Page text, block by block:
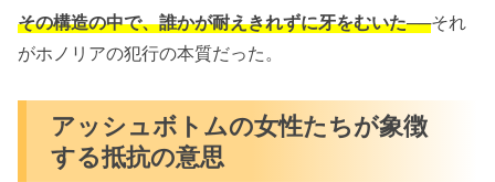
その構造の中で、誰かが耐えきれずに牙をむいた──それ
がホノリアの犯行の本質だった。
アッシュボトムの女性たちが象徴
する抵抗の意思